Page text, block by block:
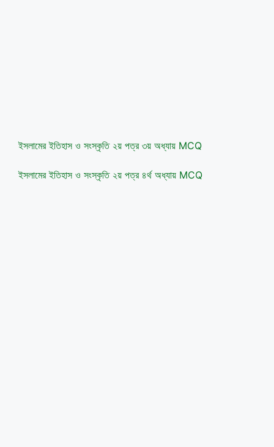
ইসলামের ইতিহাস ও সংস্কৃতি ২য় পত্র ৩য় অধ্যায় MCQ
ইসলামের ইতিহাস ও সংস্কৃতি ২য় পত্র ৪র্থ অধ্যায় MCQ